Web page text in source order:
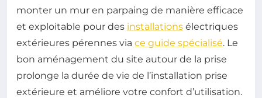
monter un mur en parpaing de manière efficace
et exploitable pour des installations électriques
extérieures pérennes via ce guide spécialisé. Le
bon aménagement du site autour de la prise
prolonge la durée de vie de l’installation prise
extérieure et améliore votre confort d’utilisation.